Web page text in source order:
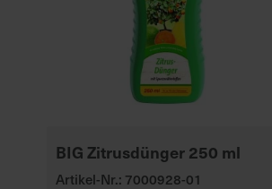
BIG Zitrusdünger 250 ml
Artikel-Nr.: 7000928-01